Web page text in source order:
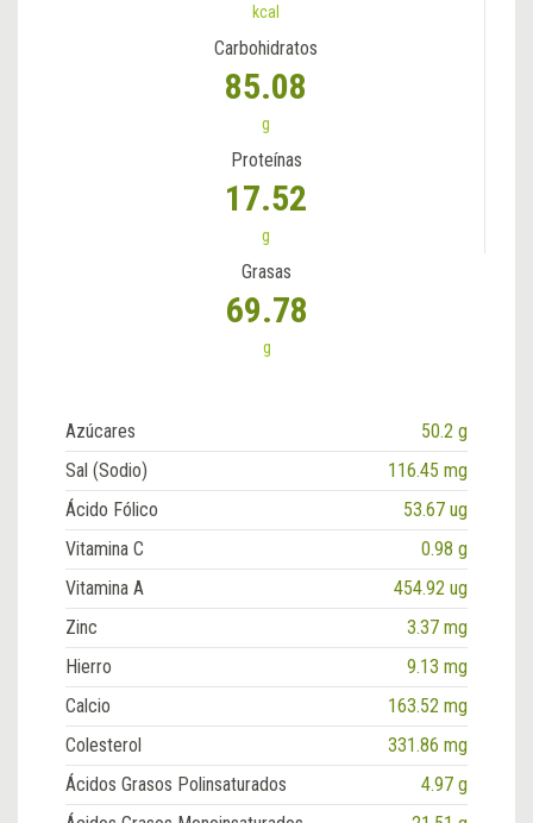
kcal
Carbohidratos
85.08
g
Proteínas
17.52
g
Grasas
69.78
g
Azúcares
50.2 g
Sal (Sodio)
116.45 mg
Ácido Fólico
53.67 ug
Vitamina C
0.98 g
Vitamina A
454.92 ug
Zinc
3.37 mg
Hierro
9.13 mg
Calcio
163.52 mg
Colesterol
331.86 mg
Ácidos Grasos Polinsaturados
4.97 g